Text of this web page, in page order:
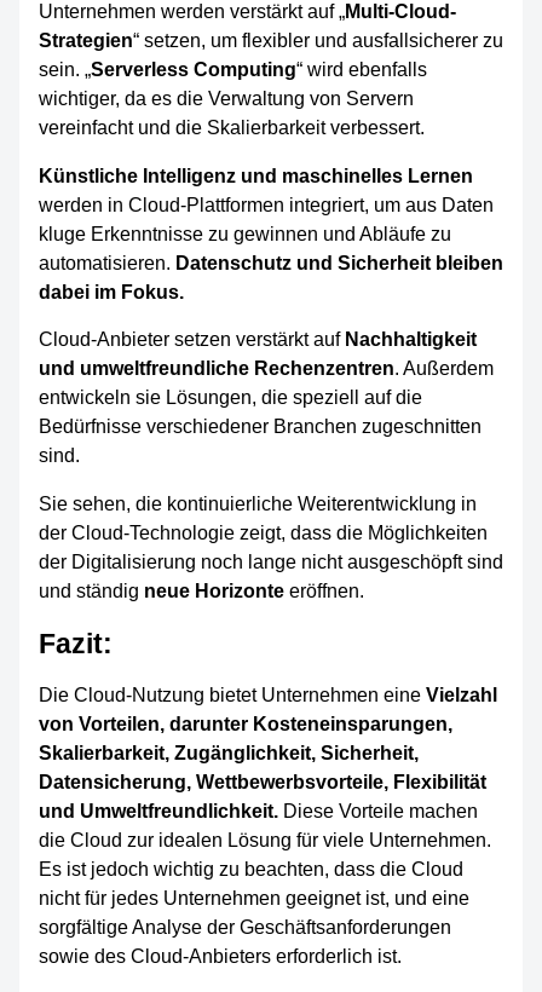
Unternehmen werden verstärkt auf „Multi-Cloud-
Strategien“ setzen, um flexibler und ausfallsicherer zu
sein. „Serverless Computing“ wird ebenfalls
wichtiger, da es die Verwaltung von Servern
vereinfacht und die Skalierbarkeit verbessert.
Künstliche Intelligenz und maschinelles Lernen
werden in Cloud-Plattformen integriert, um aus Daten
kluge Erkenntnisse zu gewinnen und Abläufe zu
automatisieren. Datenschutz und Sicherheit bleiben
dabei im Fokus.
Cloud-Anbieter setzen verstärkt auf Nachhaltigkeit
und umweltfreundliche Rechenzentren. Außerdem
entwickeln sie Lösungen, die speziell auf die
Bedürfnisse verschiedener Branchen zugeschnitten
sind.
Sie sehen, die kontinuierliche Weiterentwicklung in
der Cloud-Technologie zeigt, dass die Möglichkeiten
der Digitalisierung noch lange nicht ausgeschöpft sind
und ständig neue Horizonteeröffnen.
Fazit:
Die Cloud-Nutzung bietet Unternehmen eine Vielzahl
von Vorteilen, darunter Kosteneinsparungen,
Skalierbarkeit, Zugänglichkeit, Sicherheit,
Datensicherung, Wettbewerbsvorteile, Flexibilität
und Umweltfreundlichkeit. Diese Vorteile machen
die Cloud zur idealen Lösung für viele Unternehmen.
Es ist jedoch wichtig zu beachten, dass die Cloud
nicht für jedes Unternehmen geeignet ist, und eine
sorgfältige Analyse der Geschäftsanforderungen
sowie des Cloud-Anbieters erforderlich ist.